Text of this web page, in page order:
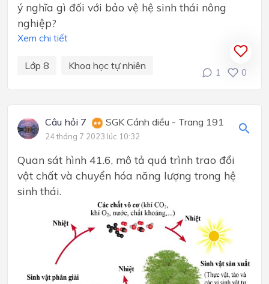
ý nghĩa gì đối với bảo vệ hệ sinh thái nông
nghiệp?
Xem chi tiết
Lớp 8 Khoa học tự nhiên
1 0
Câu hỏi 7 SGK Cánh diều - Trang 191
24 tháng 7 2023 lúc 10:32
Quan sát hình 41.6, mô tả quá trình trao đổi
vật chất và chuyển hóa năng lượng trong hệ
sinh thái.